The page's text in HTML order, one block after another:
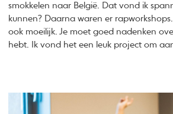
smokkelen naar België. Dat vond ik
kunnen? Daarna waren er
ook moeilijk. Je moet goed nadenken
hebt. Ik vond het een leuk project om